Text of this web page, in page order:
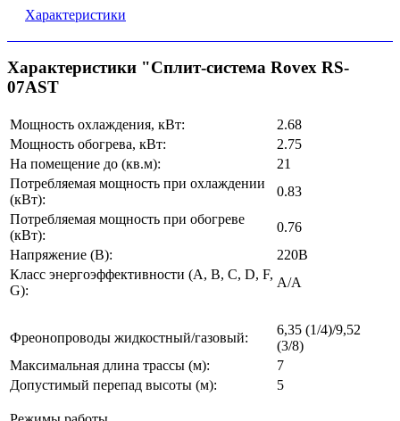
Характеристики
Характеристики "Сплит-система Rovex RS-
07AST
Мощность охлаждения, кВт:
2.68
Мощность обогрева, кВт:
2.75
На помещение до (кв.м):
21
Потребляемая мощность при охлаждении
(кВт):
0.83
Потребляемая мощность при обогреве
(кВт):
0.76
Напряжение (В):
220В
Класс энергоэффективности (A, B, C, D, F,
G):
A/А
Фреонопроводы жидкостный/газовый:
6,35 (1/4)/9,52
(3/8)
Максимальная длина трассы (м):
7
Допустимый перепад высоты (м):
5